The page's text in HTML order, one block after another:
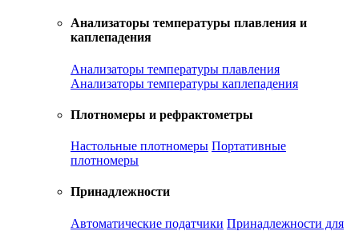
Анализаторы температуры плавления и
каплепадения
Анализаторы температуры плавления
Анализаторы температуры каплепадения
Плотномеры и рефрактометры
Настольные плотномеры Портативные
плотномеры
Принадлежности
Автоматические податчики Принадлежности для